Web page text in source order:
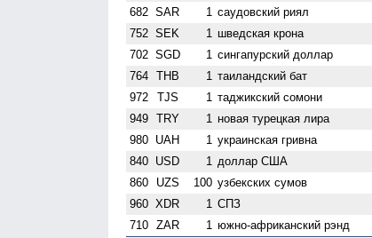
682 SAR 1 саудовский риял
752 SEK 1 шведская крона
702 SGD 1 сингапурский доллар
764 THB 1 таиландский бат
972 TJS 1 таджикский сомони
949 TRY 1 новая турецкая лира
980 UAH 1 украинская гривна
840 USD 1 доллар США
860 UZS 100 узбекских сумов
960 XDR 1 СПЗ
710 ZAR 1 южно-африканский рэнд